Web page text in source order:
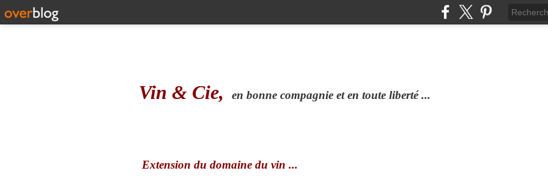
Vin & Cie, en bonne compagnie et en toute liberté ...
Extension du domaine du vin ...